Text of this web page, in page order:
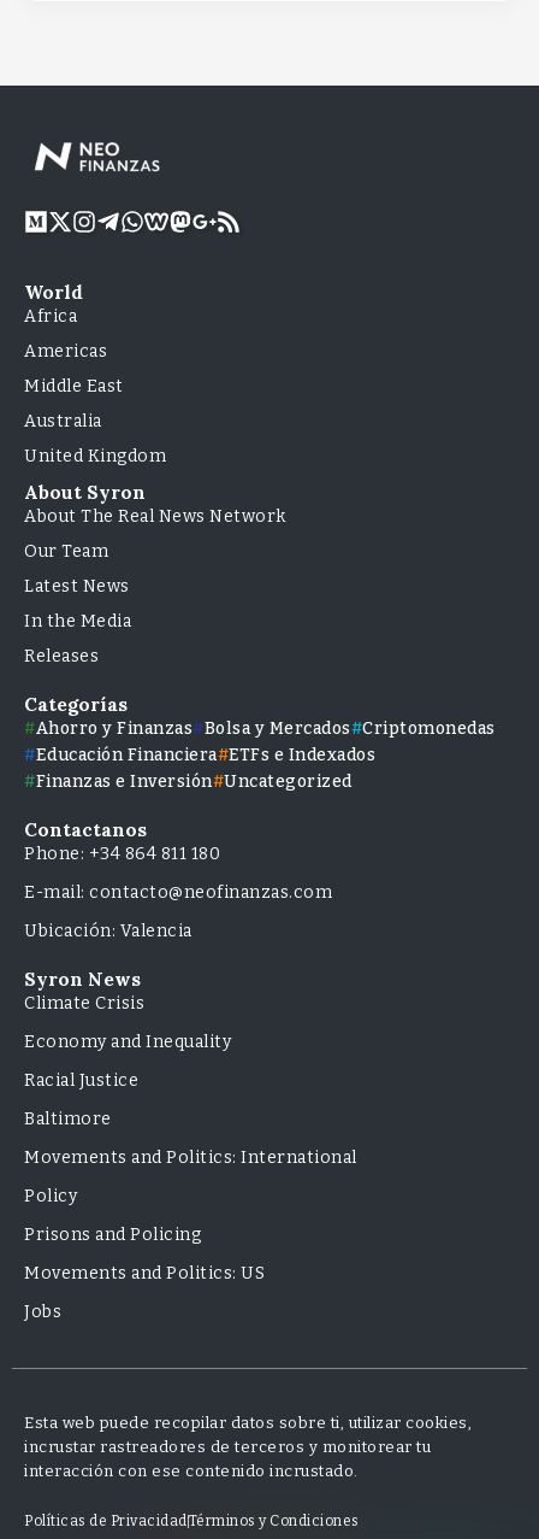
World
Africa
Americas
Middle East
Australia
United Kingdom
About Syron
About The Real News Network
Our Team
Latest News
In the Media
Releases
Categorías
Ahorro y Finanzas Bolsa y Mercados
Criptomonedas
Educación Financiera ETFs e Indexados
Finanzas e Inversión Uncategorized
Contactanos
Phone: +34 864 811 180
E-mail: contacto@neofinanzas.com
Ubicación: Valencia
Syron News
Climate Crisis
Economy and Inequality
Racial Justice
Baltimore
Movements and Politics: International
Policy
Prisons and Policing
Movements and Politics: US
Jobs
Esta web puede recopilar datos sobre ti, utilizar cookies,
incrustar rastreadores de terceros y monitorear tu
interacción con ese contenido incrustado.
Políticas de PrivacidadTérminos y Condiciones